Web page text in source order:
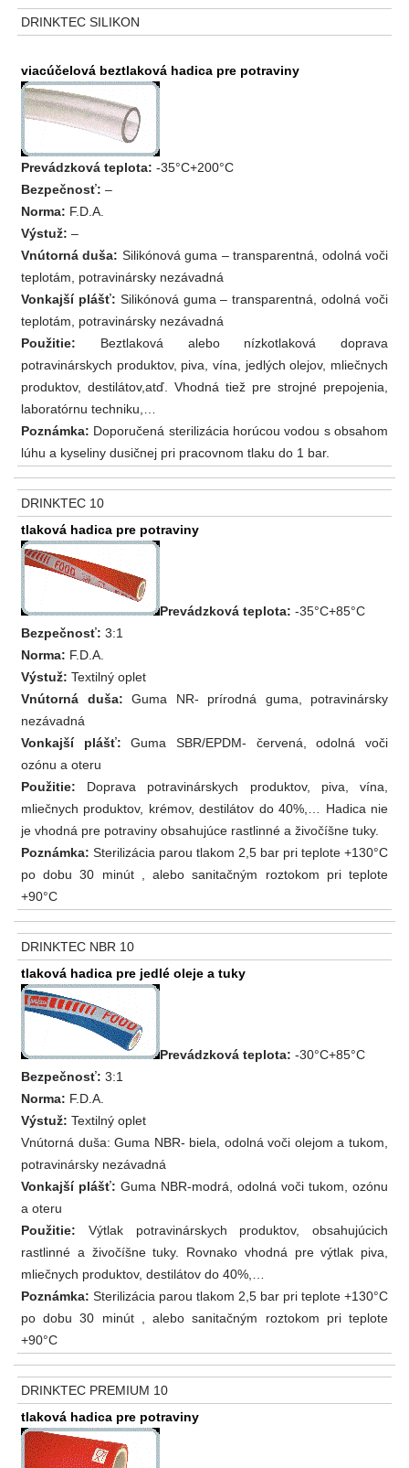
DRINKTEC SILIKON
viacúčelová beztlaková hadica pre potraviny
Prevádzková teplota: -35°C+200°C
Bezpečnosť: –
Norma: F.D.A.
Výstuž: –
Vnútorná duša: Silikónová guma – transparentná, odolná voči
teplotám, potravinársky nezávadná
Vonkajší plášť: Silikónová guma – transparentná, odolná voči
teplotám, potravinársky nezávadná
Použitie: Beztlaková alebo nízkotlaková doprava
potravinárskych produktov, piva, vína, jedlých olejov, mliečnych
produktov, destilátov,atď. Vhodná tiež pre strojné prepojenia,
laboratórnu techniku,…
Poznámka: Doporučená sterilizácia horúcou vodou s obsahom
lúhu a kyseliny dusičnej pri pracovnom tlaku do 1 bar.
DRINKTEC 10
tlaková hadica pre potraviny
Prevádzková teplota: -35°C+85°C
Bezpečnosť: 3:1
Norma: F.D.A.
Výstuž: Textilný oplet
Vnútorná duša: Guma NR- prírodná guma, potravinársky
nezávadná
Vonkajší plášť: Guma SBR/EPDM- červená, odolná voči
ozónu a oteru
Použitie: Doprava potravinárskych produktov, piva, vína,
mliečnych produktov, krémov, destilátov do 40%,… Hadica nie
je vhodná pre potraviny obsahujúce rastlinné a živočíšne tuky.
Poznámka: Sterilizácia parou tlakom 2,5 bar pri teplote +130°C
po dobu 30 minút , alebo sanitačným roztokom pri teplote
+90°C
DRINKTEC NBR 10
tlaková hadica pre jedlé oleje a tuky
Prevádzková teplota: -30°C+85°C
Bezpečnosť: 3:1
Norma: F.D.A.
Výstuž: Textilný oplet
Vnútorná duša: Guma NBR- biela, odolná voči olejom a tukom,
potravinársky nezávadná
Vonkajší plášť: Guma NBR-modrá, odolná voči tukom, ozónu
a oteru
Použitie: Výtlak potravinárskych produktov, obsahujúcich
rastlinné a živočíšne tuky. Rovnako vhodná pre výtlak piva,
mliečnych produktov, destilátov do 40%,…
Poznámka: Sterilizácia parou tlakom 2,5 bar pri teplote +130°C
po dobu 30 minút , alebo sanitačným roztokom pri teplote
+90°C
DRINKTEC PREMIUM 10
tlaková hadica pre potraviny